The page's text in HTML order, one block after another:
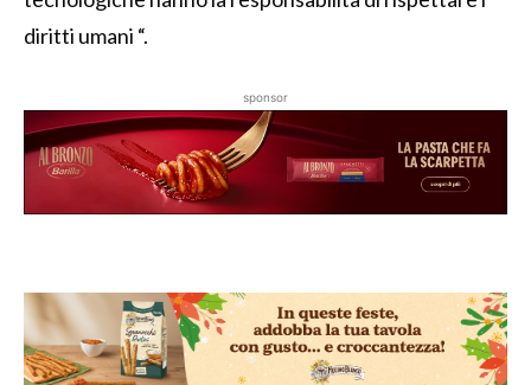
diritti umani “.
sponsor